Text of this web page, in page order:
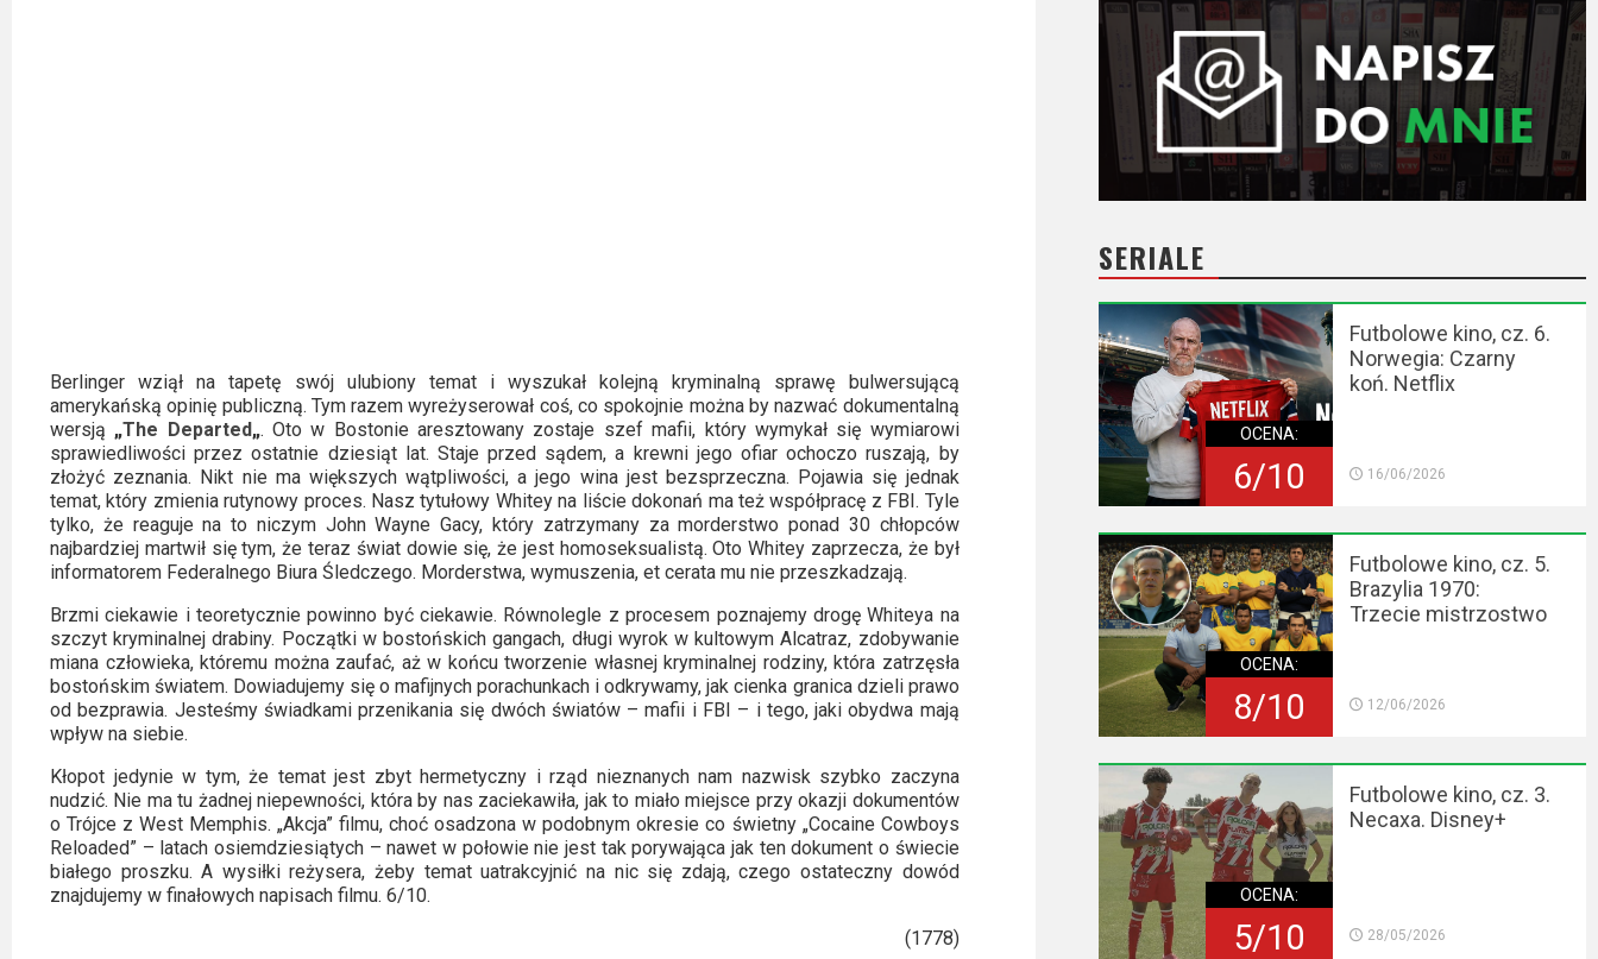
polskie
Komedie
Korea
Południowa
Filmy
oparte
na
faktach
Thrillery
Streaming
Amazon
Prime
Video
Berlinger wziął na tapetę swój ulubiony temat i wyszukał kolejną kryminalną sprawę bulwersującą
amerykańską opinię publiczną. Tym razem wyreżyserował coś, co spokojnie można by nazwać dokumentalną
wersją „The Departed„. Oto w Bostonie aresztowany zostaje szef mafii, który wymykał się wymiarowi
sprawiedliwości przez ostatnie dziesiąt lat. Staje przed sądem, a krewni jego ofiar ochoczo ruszają, by
złożyć zeznania. Nikt nie ma większych wątpliwości, a jego wina jest bezsprzeczna. Pojawia się jednak
temat, który zmienia rutynowy proces. Nasz tytułowy Whitey na liście dokonań ma też współpracę z FBI. Tyle
tylko, że reaguje na to niczym John Wayne Gacy, który zatrzymany za morderstwo ponad 30 chłopców
najbardziej martwił się tym, że teraz świat dowie się, że jest homoseksualistą. Oto Whitey zaprzecza, że był
informatorem Federalnego Biura Śledczego. Morderstwa, wymuszenia, et cerata mu nie przeszkadzają.
Brzmi ciekawie i teoretycznie powinno być ciekawie. Równolegle z procesem poznajemy drogę Whiteya na
szczyt kryminalnej drabiny. Początki w bostońskich gangach, długi wyrok w kultowym Alcatraz, zdobywanie
miana człowieka, któremu można zaufać, aż w końcu tworzenie własnej kryminalnej rodziny, która zatrzęsła
bostońskim światem. Dowiadujemy się o mafijnych porachunkach i odkrywamy, jak cienka granica dzieli prawo
od bezprawia. Jesteśmy świadkami przenikania się dwóch światów – mafii i FBI – i tego, jaki obydwa mają
wpływ na siebie.
Kłopot jedynie w tym, że temat jest zbyt hermetyczny i rząd nieznanych nam nazwisk szybko zaczyna
nudzić. Nie ma tu żadnej niepewności, która by nas zaciekawiła, jak to miało miejsce przy okazji dokumentów
o Trójce z West Memphis. „Akcja” filmu, choć osadzona w podobnym okresie co świetny „Cocaine Cowboys
Reloaded” – latach osiemdziesiątych – nawet w połowie nie jest tak porywająca jak ten dokument o świecie
białego proszku. A wysiłki reżysera, żeby temat uatrakcyjnić na nic się zdają, czego ostateczny dowód
znajdujemy w finałowych napisach filmu. 6/10.
(1778)
SERIALE
OCENA:
6/10
Futbolowe kino, cz. 6.
Norwegia: Czarny
koń. Netflix
16/06/2026
OCENA:
8/10
Futbolowe kino, cz. 5.
Brazylia 1970:
Trzecie mistrzostwo
12/06/2026
OCENA:
5/10
Futbolowe kino, cz. 3.
Necaxa. Disney+
28/05/2026